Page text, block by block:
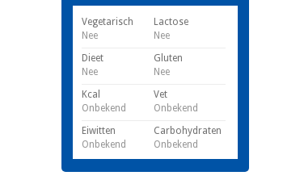
Vegetarisch
Nee
Lactose
Nee
Dieet
Nee
Gluten
Nee
Kcal
Onbekend
Vet
Onbekend
Eiwitten
Onbekend
Carbohydraten
Onbekend